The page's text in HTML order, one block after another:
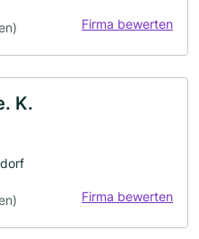
Firma bewerten
K.
Firma bewerten